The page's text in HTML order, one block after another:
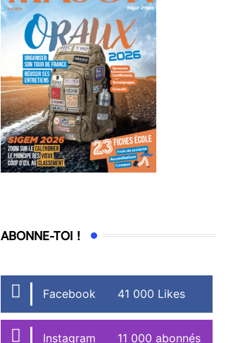
ABONNE-TOI !
Facebook 41 000 Likes
Instagram 11 000 abonnés